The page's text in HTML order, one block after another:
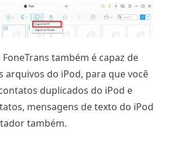
também é capaz de
arquivos do iPod, para que você
duplicados do iPod e
mensagens de texto do iPod
também.